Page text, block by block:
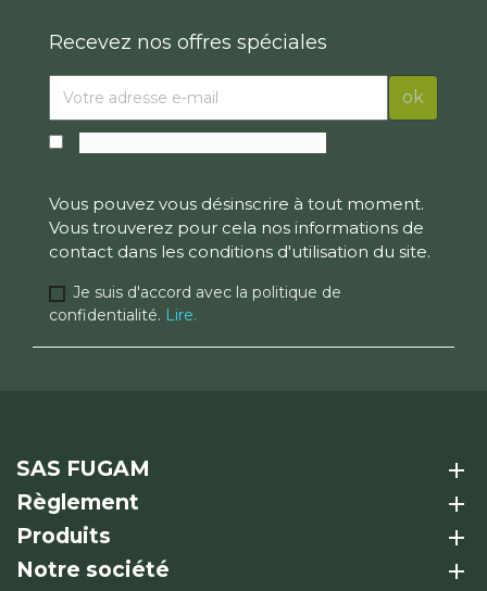
Recevez nos offres spéciales
Vous pouvez vous désinscrire à tout moment.
Vous trouverez pour cela nos informations de
contact dans les conditions d'utilisation du site.
Je suis d'accord avec la politique de
confidentialité. Lire.
SAS FUGAM
add
Règlement
add
Produits
add
Notre société
add